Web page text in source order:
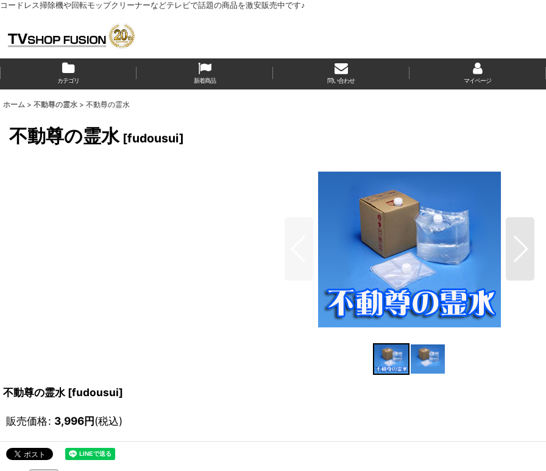
コードレス掃除機や回転モップクリーナーなどテレビで話題の商品を激安販売中です♪
カテゴリ 新着商品 問い合わせ マイページ
ホーム > 不動尊の霊水 > 不動尊の霊水
不動尊の霊水 [fudousui]
不動尊の霊水 [fudousui]
販売価格: 3,996円(税込)